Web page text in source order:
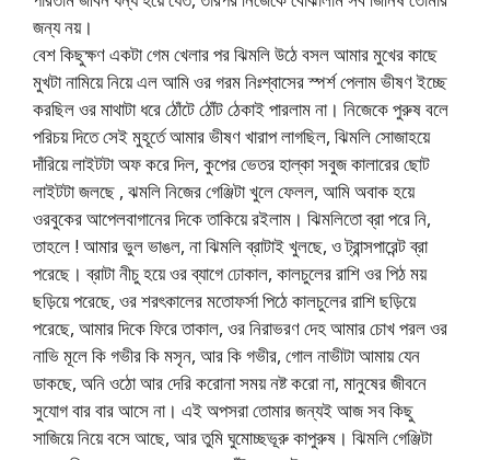
জন্য নয়।
বেশ কিছুক্ষণ একটা গেম খেলার পর ঝিমলি উঠে বসল আমার মুখের কাছে
মুখটা নামিয়ে নিয়ে এল আমি ওর গরম নিঃশ্বাসের স্পর্শ পেলাম ভীষণ ইচ্ছে
করছিল ওর মাথাটা ধরে ঠোঁটে ঠোঁট ঠেকাই পারলাম না। নিজেকে পুরুষ বলে
পরিচয় দিতে সেই মুহূর্তে আমার ভীষণ খারাপ লাগছিল, ঝিমলি সোজাহয়ে
দাঁরিয়ে লাইটটা অফ করে দিল, কুপের ভেতর হাল্কা সবুজ কালারের ছোট
লাইটটা জলছে , ঝমলি নিজের গেঞ্জিটা খুলে ফেলল, আমি অবাক হয়ে
ওরবুকের আপেলবাগানের দিকে তাকিয়ে রইলাম। ঝিমলিতো ব্রা পরে নি,
তাহলে ! আমার ভুল ভাঙল, না ঝিমলি ব্রাটাই খুলছে, ও ট্রান্সপারেন্ট ব্রা
পরেছে। ব্রাটা নীচু হয়ে ওর ব্যাগে ঢোকাল, কালচুলের রাশি ওর পিঠ ময়
ছড়িয়ে পরেছে, ওর শরৎকালের মতোফর্সা পিঠে কালচুলের রাশি ছড়িয়ে
পরেছে, আমার দিকে ফিরে তাকাল, ওর নিরাভরণ দেহ আমার চোখ পরল ওর
নাভি মূলে কি গভীর কি মসৃন, আর কি গভীর, গোল নাভীটা আমায় যেন
ডাকছে, অনি ওঠো আর দেরি করোনা সময় নষ্ট করো না, মানুষের জীবনে
সুযোগ বার বার আসে না। এই অপসরা তোমার জন্যই আজ সব কিছু
সাজিয়ে নিয়ে বসে আছে, আর তুমি ঘুমোচ্ছভূরু কাপুরুষ। ঝিমলি গেঞ্জিটা